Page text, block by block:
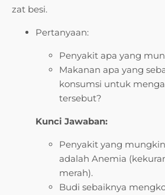
zat besi.
Pertanyaan:
Penyakit apa yang
Makanan apa yang
konsumsi untuk
tersebut?
Kunci Jawaban:
Penyakit yang
adalah Anemia
merah).
Budi sebaiknya